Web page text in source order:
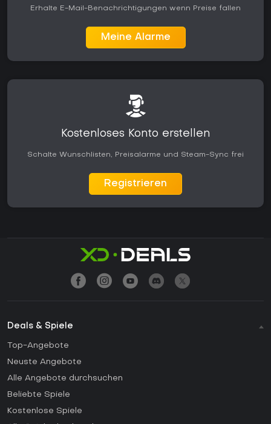
Erhalte E-Mail-Benachrichtigungen wenn Preise fallen
Meine Alarme
Kostenloses Konto erstellen
Schalte Wunschlisten, Preisalarme und Steam-Sync frei
Registrieren
Deals & Spiele
Top-Angebote
Neuste Angebote
Alle Angebote durchsuchen
Beliebte Spiele
Kostenlose Spiele